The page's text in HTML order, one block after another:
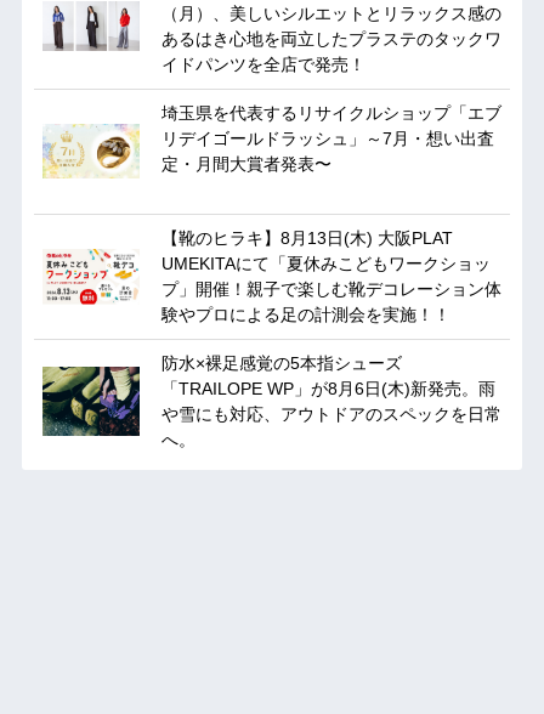
（月）、美しいシルエットとリラックス感の
あるはき心地を両立したプラステのタックワ
イドパンツを全店で発売！
埼玉県を代表するリサイクルショップ「エブ
リデイゴールドラッシュ」～7月・想い出査
定・月間大賞者発表〜
【靴のヒラキ】8月13日(木) 大阪PLAT
UMEKITAにて「夏休みこどもワークショッ
プ」開催！親子で楽しむ靴デコレーション体
験やプロによる足の計測会を実施！！
防水×裸足感覚の5本指シューズ
「TRAILOPE WP」が8月6日(木)新発売。雨
や雪にも対応、アウトドアのスペックを日常
へ。